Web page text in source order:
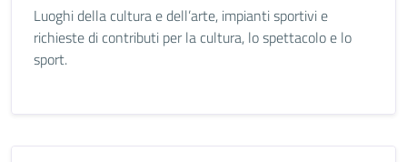
Luoghi della cultura e dell’arte, impianti sportivi e
richieste di contributi per la cultura, lo spettacolo e lo
sport.